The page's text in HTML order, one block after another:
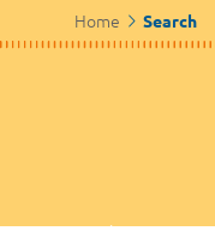
Home Search